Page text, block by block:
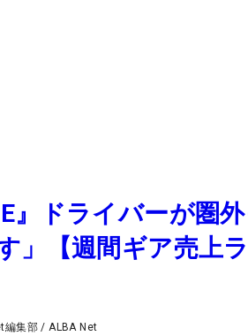
』ドライバーが圏
」【週間ギア売上ラ
編集部 /ALBA Net